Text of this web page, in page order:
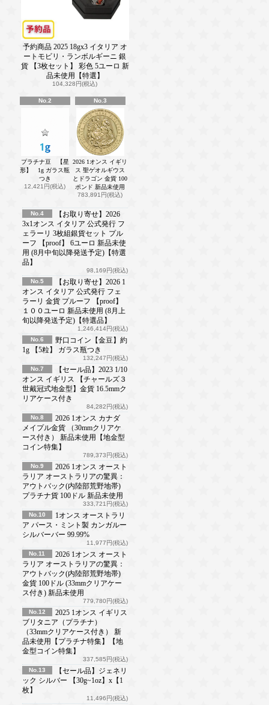
予約商品 2025 18gx3 イタリア オ
ートモビリ・ランボルギーニ 銀
貨 【3枚セット】 彩色 5ユーロ 新
品未使用【特選】
104,328円(税込)
No.2
プラチナ豆 【星
形】 1g ガラス瓶
つき
12,421円(税込)
No.3
2026 1オンス イギリ
ス 聖ゲオルギウス
とドラゴン 金貨 100
ポンド 新品未使用
783,891円(税込)
No.4
【お取り寄せ】2026
3x1オンス イタリア 公式発行 フ
ェラーリ 3枚組銀貨セット プル
ーフ 【proof】 6ユーロ 新品未使
用 (8月中旬以降発送予定)【特選
品】
98,169円(税込)
No.5
【お取り寄せ】2026 1
オンス イタリア 公式発行 フェ
ラーリ 金貨 プルーフ 【proof】
１００ユーロ 新品未使用 (8月上
旬以降発送予定)【特選品】
1,246,414円(税込)
No.6
野口コイン【金豆】約
1g 【5粒】 ガラス瓶つき
132,247円(税込)
No.7
【セール品】2023 1/10
オンス イギリス 【チャールズ３
世戴冠式地金型】金貨 16.5mmク
リアケース付き
84,282円(税込)
No.8
2026 1オンス カナダ
メイプル金貨 （30mmクリアケ
ース付き） 新品未使用【地金型
コイン特集】
789,373円(税込)
No.9
2026 1オンス オースト
ラリア オーストラリアの驚異：
アウトバック(内陸部荒野地帯)
プラチナ貨 100ドル 新品未使用
333,721円(税込)
No.10
1オンス オーストラリ
ア パース・ミント製 カンガルー
シルバーバー 99.99%
11,977円(税込)
No.11
2026 1オンス オースト
ラリア オーストラリアの驚異：
アウトバック(内陸部荒野地帯)
金貨 100ドル (33mmクリアケー
ス付き) 新品未使用
779,780円(税込)
No.12
2025 1オンス イギリス
ブリタニア（プラチナ）
（33mmクリアケース付き） 新
品未使用【プラチナ特集】【地
金型コイン特集】
337,585円(税込)
No.13
【セール品】ジェネリ
ック シルバー 【30g~1oz】x【1
枚】
11,496円(税込)